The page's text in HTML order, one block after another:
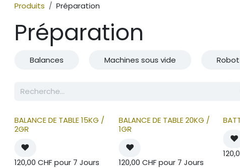
Produits Préparation
Préparation
Balances Machines sous vide
BALANCE DE TABLE 15KG /
2GR
120,00 CHFpour 7 Jours
BALANCE DE TABLE 20KG /
1GR
120,00 CHF pour 7 Jours